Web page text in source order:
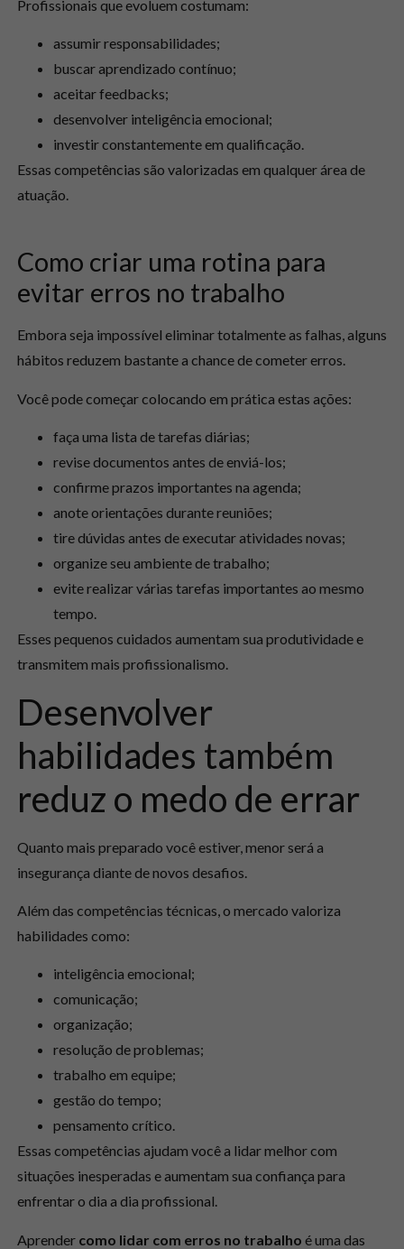
Profissionais que evoluem costumam:
assumir responsabilidades;
buscar aprendizado contínuo;
aceitar feedbacks;
desenvolver inteligência emocional;
investir constantemente em qualificação.
Essas competências são valorizadas em qualquer área de
atuação.
Como criar uma rotina para
evitar erros no trabalho
Embora seja impossível eliminar totalmente as falhas, alguns
hábitos reduzem bastante a chance de cometer erros.
Você pode começar colocando em prática estas ações:
faça uma lista de tarefas diárias;
revise documentos antes de enviá-los;
confirme prazos importantes na agenda;
anote orientações durante reuniões;
tire dúvidas antes de executar atividades novas;
organize seu ambiente de trabalho;
evite realizar várias tarefas importantes ao mesmo
tempo.
Esses pequenos cuidados aumentam sua produtividade e
transmitem mais profissionalismo.
Desenvolver
habilidades também
reduz o medo de errar
Quanto mais preparado você estiver, menor será a
insegurança diante de novos desafios.
Além das competências técnicas, o mercado valoriza
habilidades como:
inteligência emocional;
comunicação;
organização;
resolução de problemas;
trabalho em equipe;
gestão do tempo;
pensamento crítico.
Essas competências ajudam você a lidar melhor com
situações inesperadas e aumentam sua confiança para
enfrentar o dia a dia profissional.
Aprender como lidar com erros no trabalho é uma das